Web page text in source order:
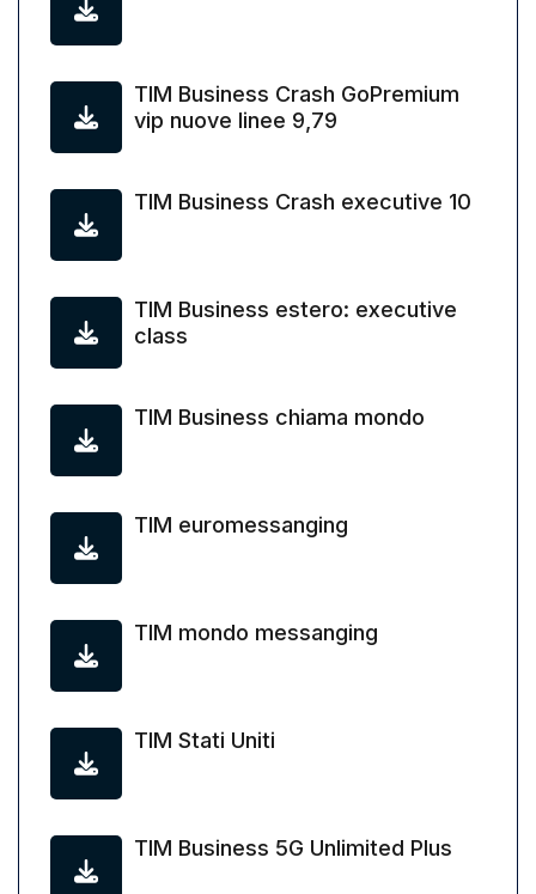
TIM Business Crash GoPremium
vip nuove linee 9,79
TIM Business Crash executive 10
TIM Business estero: executive
class
TIM Business chiama mondo
TIM euromessanging
TIM mondo messanging
TIM Stati Uniti
TIM Business 5G Unlimited Plus